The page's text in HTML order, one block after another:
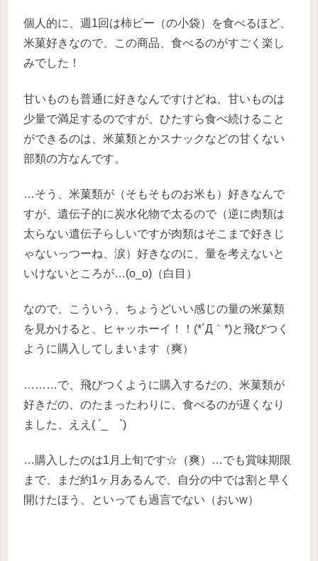
個人的に、週1回は柿ピー（の小袋）を食べるほど、
米菓好きなので、この商品、食べるのがすごく楽し
みでした！
甘いものも普通に好きなんですけどね、甘いものは
少量で満足するのですが、ひたすら食べ続けること
ができるのは、米菓類とかスナックなどの甘くない
部類の方なんです。
…そう、米菓類が（そもそものお米も）好きなんで
すが、遺伝子的に炭水化物で太るので（逆に肉類は
太らない遺伝子らしいですが肉類はそこまで好きじ
ゃないっつーね、涙）好きなのに、量を考えないと
いけないところが…(o_o)（白目）
なので、こういう、ちょうどいい感じの量の米菓類
を見かけると、ヒャッホーイ！！(*´Д｀*)と飛びつく
ように購入してしまいます（爽）
………で、飛びつくように購入するだの、米菓類が
好きだの、のたまったわりに、食べるのが遅くなり
ました、ええ( ´_ゝ`)
…購入したのは1月上旬です☆（爽）…でも賞味期限
まで、まだ約1ヶ月あるんで、自分の中では割と早く
開けたほう、といっても過言でない（おいw）